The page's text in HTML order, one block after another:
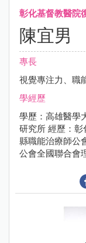
彰化基督教醫院
陳宜男
專長
視覺專注力、職
學經歷
學歷：高雄醫學
研究所 經歷：
縣職能治療師公
公會全國聯合會